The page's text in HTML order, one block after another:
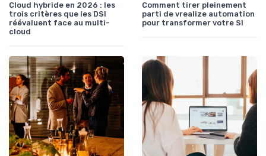
Cloud hybride en 2026 : les
trois critères que les DSI
réévaluent face au multi-
cloud
Comment tirer pleinement
parti de vrealize automation
pour transformer votre SI